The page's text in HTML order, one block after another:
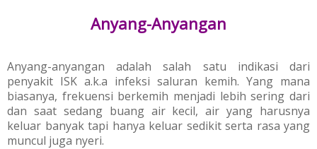
Anyang-Anyangan
Anyang-anyangan adalah salah satu indikasi dari
penyakit ISK a.k.a infeksi saluran kemih. Yang mana
biasanya, frekuensi berkemih menjadi lebih sering dari
dan saat sedang buang air kecil, air yang harusnya
keluar banyak tapi hanya keluar sedikit serta rasa yang
muncul juga nyeri.